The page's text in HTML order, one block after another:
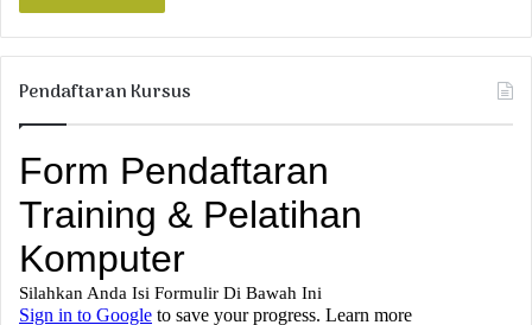
Pendaftaran Kursus